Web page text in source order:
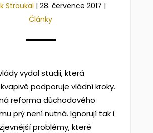
Stroukal | 28. července 2017 |
Články
vydal studii, která
podporuje vládní kroky.
reforma důchodového
prý není nutná. Ignorují tak i
problémy, které